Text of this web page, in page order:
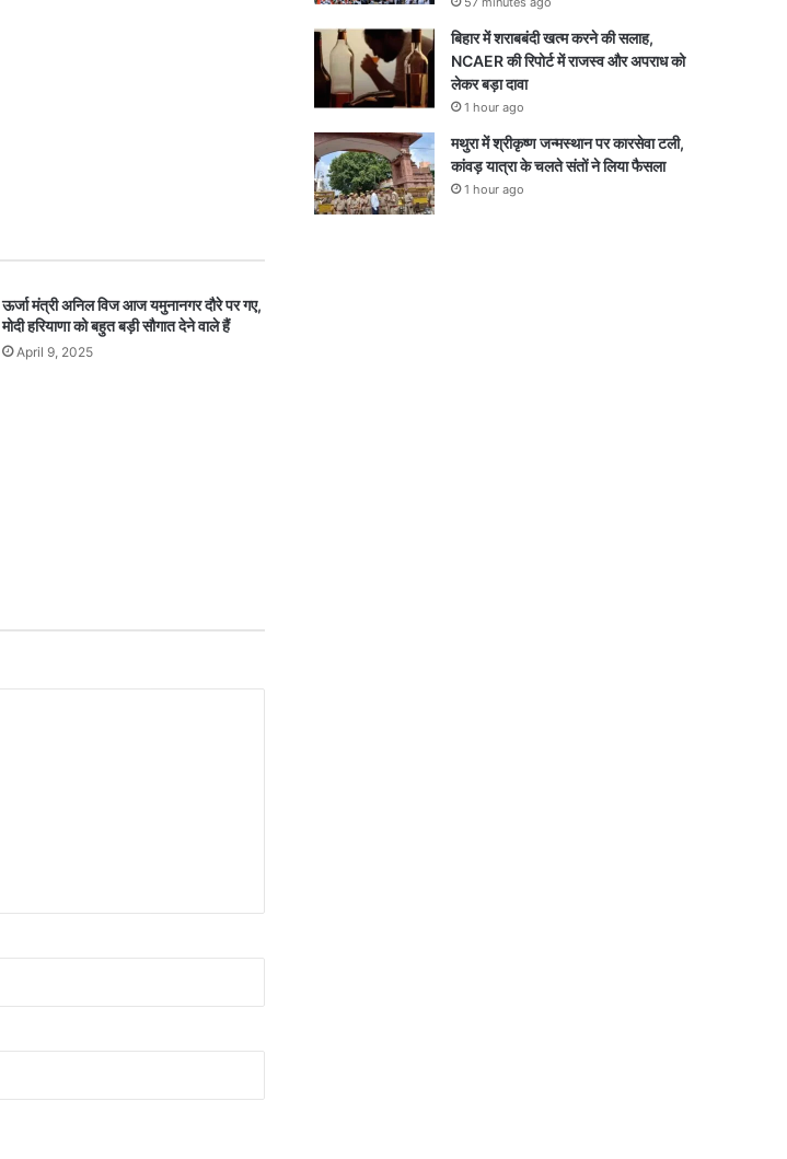
ऊर्जा मंत्री अनिल विज आज यमुनानगर दौरे पर गए,
मोदी हरियाणा को बहुत बड़ी सौगात देने वाले हैं
April 9, 2025
बिहार में शराबबंदी खत्म करने की सलाह,
NCAER की रिपोर्ट में राजस्व और अपराध को
लेकर बड़ा दावा
1 hour ago
मथुरा में श्रीकृष्ण जन्मस्थान पर कारसेवा टली,
कांवड़ यात्रा के चलते संतों ने लिया फैसला
1 hour ago